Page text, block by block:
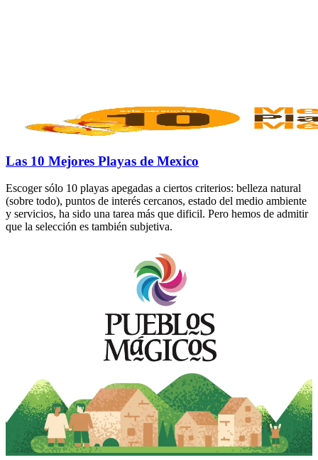
Las 10 Mejores Playas de Mexico
Escoger sólo 10 playas apegadas a ciertos criterios: belleza natural
(sobre todo), puntos de interés cercanos, estado del medio ambiente
y servicios, ha sido una tarea más que dificil. Pero hemos de admitir
que la selección es también subjetiva.